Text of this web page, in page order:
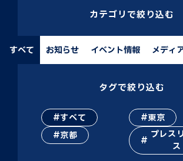
カテゴリで絞り込む
すべて お知らせ イベント情報 メディ
タグで絞り込む
すべて
東京
京都
プレス
ス